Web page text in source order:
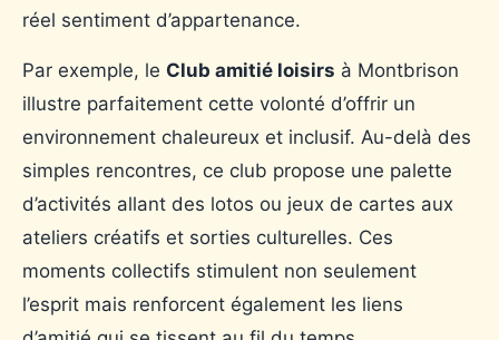
réel sentiment d’appartenance.
Par exemple, le Club amitié loisirs à Montbrison
illustre parfaitement cette volonté d’offrir un
environnement chaleureux et inclusif. Au-delà des
simples rencontres, ce club propose une palette
d’activités allant des lotos ou jeux de cartes aux
ateliers créatifs et sorties culturelles. Ces
moments collectifs stimulent non seulement
l’esprit mais renforcent également les liens